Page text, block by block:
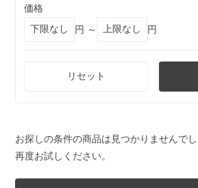
価格
円 ～
円
リセット
お探しの条件の商品は見つかりませんで
再度お試しください。